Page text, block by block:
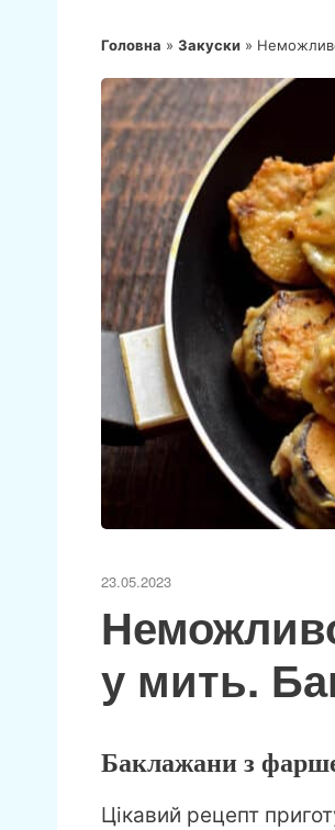
Головна » Закуски »
23.05.2023
у мить.
Баклажани з
Цікавий рецепт